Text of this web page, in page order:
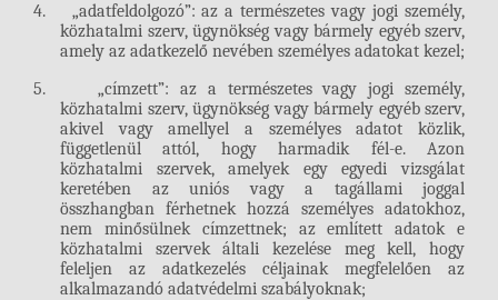
4.
„adatfeldolgozó”: az a természetes vagy jogi személy,
közhatalmi szerv, ügynökség vagy bármely egyéb szerv,
amely az adatkezelő nevében személyes adatokat kezel;
5.
„címzett”: az a természetes vagy jogi személy,
közhatalmi szerv, ügynökség vagy bármely egyéb szerv,
akivel vagy amellyel a személyes adatot közlik,
függetlenül attól, hogy harmadik fél-e. Azon
közhatalmi szervek, amelyek egy egyedi vizsgálat
keretében az uniós vagy a tagállami joggal
összhangban férhetnek hozzá személyes adatokhoz,
nem minősülnek címzettnek; az említett adatok e
közhatalmi szervek általi kezelése meg kell, hogy
feleljen az adatkezelés céljainak megfelelően az
alkalmazandó adatvédelmi szabályoknak;